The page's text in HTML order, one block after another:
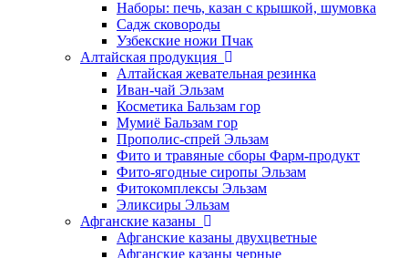
Наборы: печь, казан с крышкой, шумовка
Садж сковороды
Узбекские ножи Пчак
Алтайская продукция
Алтайская жевательная резинка
Иван-чай Эльзам
Косметика Бальзам гор
Мумиё Бальзам гор
Прополис-спрей Эльзам
Фито и травяные сборы Фарм-продукт
Фито-ягодные сиропы Эльзам
Фитокомплексы Эльзам
Эликсиры Эльзам
Афганские казаны
Афганские казаны двухцветные
Афганские казаны черные